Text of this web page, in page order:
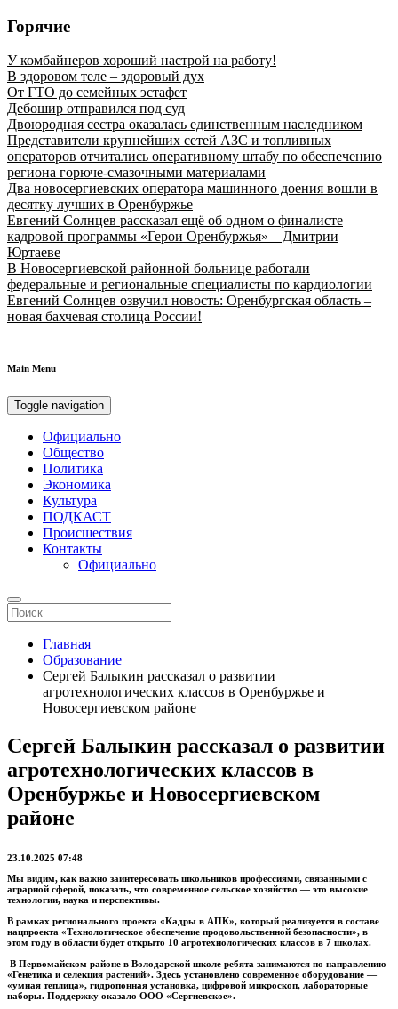
Горячие
У комбайнеров хороший настрой на работу!
В здоровом теле – здоровый дух
От ГТО до семейных эстафет
Дебошир отправился под суд
Двоюродная сестра оказалась единственным наследником
Представители крупнейших сетей АЗС и топливных
операторов отчитались оперативному штабу по обеспечению
региона горюче‑смазочными материалами
Два новосергиевских оператора машинного доения вошли в
десятку лучших в Оренбуржье
Евгений Солнцев рассказал ещё об одном о финалисте
кадровой программы «Герои Оренбуржья» – Дмитрии
Юртаеве
В Новосергиевской районной больнице работали
федеральные и региональные специалисты по кардиологии
Евгений Солнцев озвучил новость: Оренбургская область –
новая бахчевая столица России!
Main Menu
Toggle navigation
Официально
Общество
Политика
Экономика
Культура
ПОДКАСТ
Происшествия
Контакты
Официально
Главная
Образование
Сергей Балыкин рассказал о развитии
агротехнологических классов в Оренбуржье и
Новосергиевском районе
Сергей Балыкин рассказал о развитии
агротехнологических классов в
Оренбуржье и Новосергиевском
районе
23.10.2025 07:48
Мы видим, как важно заинтересовать школьников профессиями, связанными с
аграрной сферой, показать, что современное сельское хозяйство — это высокие
технологии, наука и перспективы.
В рамках регионального проекта «Кадры в АПК», который реализуется в составе
нацпроекта «Технологическое обеспечение продовольственной безопасности», в
этом году в области будет открыто 10 агротехнологических классов в 7 школах.
В Первомайском районе в Володарской школе ребята занимаются по направлению
«Генетика и селекция растений». Здесь установлено современное оборудование —
«умная теплица», гидропонная установка, цифровой микроскоп, лабораторные
наборы. Поддержку оказало ООО «Сергиевское».